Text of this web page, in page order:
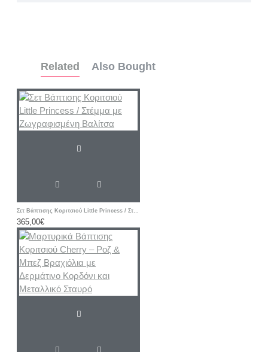
Related Also Bought
Σετ Βάπτισης Κοριτσιού Little Princess / Στέμμα με Ζωγραφισμένη Βαλίτσα
365,00€